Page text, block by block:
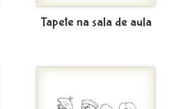
Tapete na sala de aula